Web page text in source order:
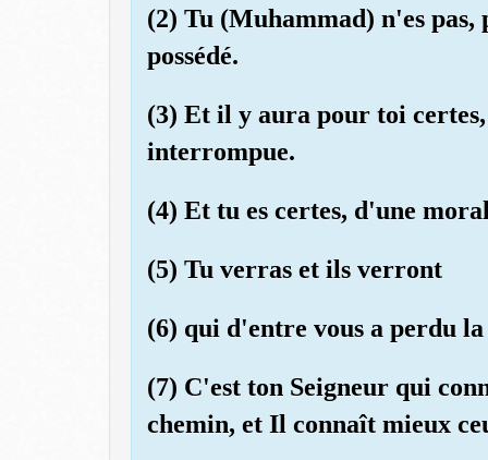
(2) Tu (Muhammad) n'es pas,
possédé.
(3) Et il y aura pour toi
interrompue.
(4) Et tu es certes, d'une
(5) Tu verras et ils verront
(6) qui d'entre vous a perdu
(7) C'est ton Seigneur qui
chemin, et Il connaît mieux